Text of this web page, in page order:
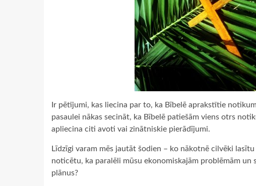
Ir pētījumi, kas liecina par to, ka Bībelē aprakstītie
pasaulei nākas secināt, ka Bībelē patiešām viens otrs
apliecina citi avoti vai zinātniskie pierādījumi.
Līdzīgi varam mēs jautāt šodien – ko nākotnē cilvēki
noticētu, ka paralēli mūsu ekonomiskajām problēmām
plānus?